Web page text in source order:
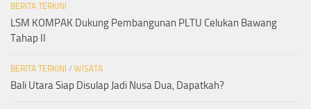
BERITA TERKINI
LSM KOMPAK Dukung Pembangunan PLTU Celukan Bawang
Tahap II
BERITA TERKINI / WISATA
Bali Utara Siap Disulap Jadi Nusa Dua, Dapatkah?